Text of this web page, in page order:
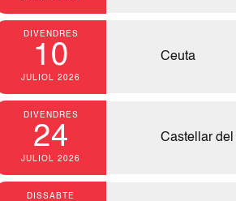
DIVENDRES
10
JULIOL 2026
Ceuta
DIVENDRES
24
JULIOL 2026
Castellar
DISSABTE